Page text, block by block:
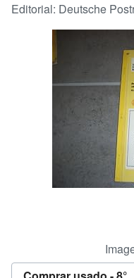
Colecciones
Arte y coleccionismo
Vendedores
Comenzar a vender
Editorial: Deutsche